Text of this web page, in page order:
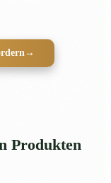
→
Produkten